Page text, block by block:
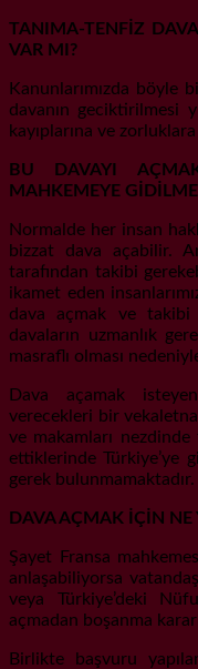
TANIMA-TENFİZ
VAR MI?
Kanunlarımızda böyle
davanın geciktirilmesi
kayıplarına ve
BU DAVAYI
MAHKEMEYE
Normalde her insan
bizzat dava açabilir.
tarafından takibi
ikamet eden
dava açmak ve takibi
davaların uzmanlık
masraflı olması
Dava açamak
verecekleri bir
ve makamları
ettiklerinde Türkiye’ye
gerek bulunmamaktadır.
DAVA AÇMAK İÇİN NE
Şayet Fransa
anlaşabiliyorsa
veya Türkiye’deki
açmadan boşanma
Birlikte başvuru